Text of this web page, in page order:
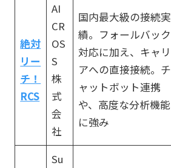
絶対
リー
チ！
RCS
AI
CR
OS
S
株
式
会
社
国内最大級の接続実
績。フォールバック
対応に加え、キャリ
アへの直接接続。チ
ャットボット連携
や、高度な分析機能
に強み
Su